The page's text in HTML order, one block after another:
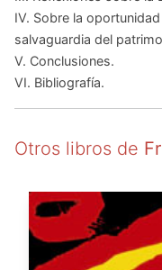
IV. Sobre la
salvaguardia del
V. Conclusiones.
VI. Bibliografía.
Otros libros de